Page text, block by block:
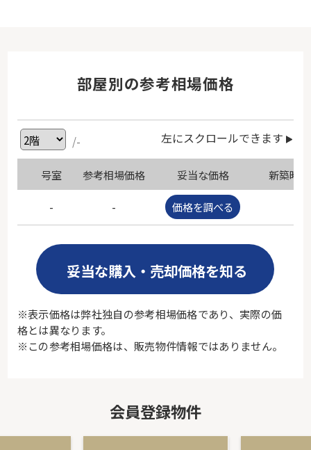
部屋別の参考相場価格
/- 左にスクロールできます
号室 参考相場価格 妥当な価格 新築時
- - 価格を調べる
妥当な購入・売却価格を知る
※表示価格は弊社独自の参考相場価格であり、実際の価
格とは異なります。
※この参考相場価格は、販売物件情報ではありません。
会員登録物件